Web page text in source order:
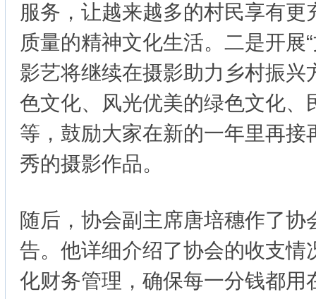
服务，让越来越多的村民享有更
质量的精神文化生活。二是开展
影艺将继续在摄影助力乡村振兴
色文化、风光优美的绿色文化、
等，鼓励大家在新的一年里再接
秀的摄影作品。
随后，协会副主席唐培穗作了协
告。他详细介绍了协会的收支情
化财务管理，确保每一分钱都用